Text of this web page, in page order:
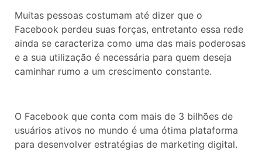
Muitas pessoas costumam até dizer que o
Facebook perdeu suas forças, entretanto essa rede
ainda se caracteriza como uma das mais poderosas
e a sua utilização é necessária para quem deseja
caminhar rumo a um crescimento constante.
O Facebook que conta com mais de 3 bilhões de
usuários ativos no mundo é uma ótima plataforma
para desenvolver estratégias de marketing digital.